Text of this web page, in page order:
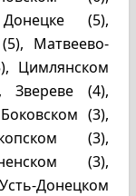
(5),
Матвеево-
Цимлянском
Звереве (4),
(3),
(3),
(3),
Донецком